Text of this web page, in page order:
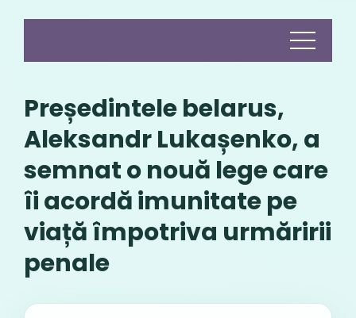
Președintele belarus,
Aleksandr Lukașenko, a
semnat o nouă lege care
îi acordă imunitate pe
viață împotriva urmăririi
penale